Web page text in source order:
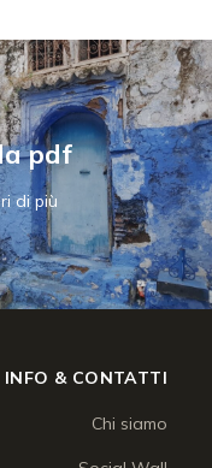
pdf
di più
INFO & CONTATTI
Chi siamo